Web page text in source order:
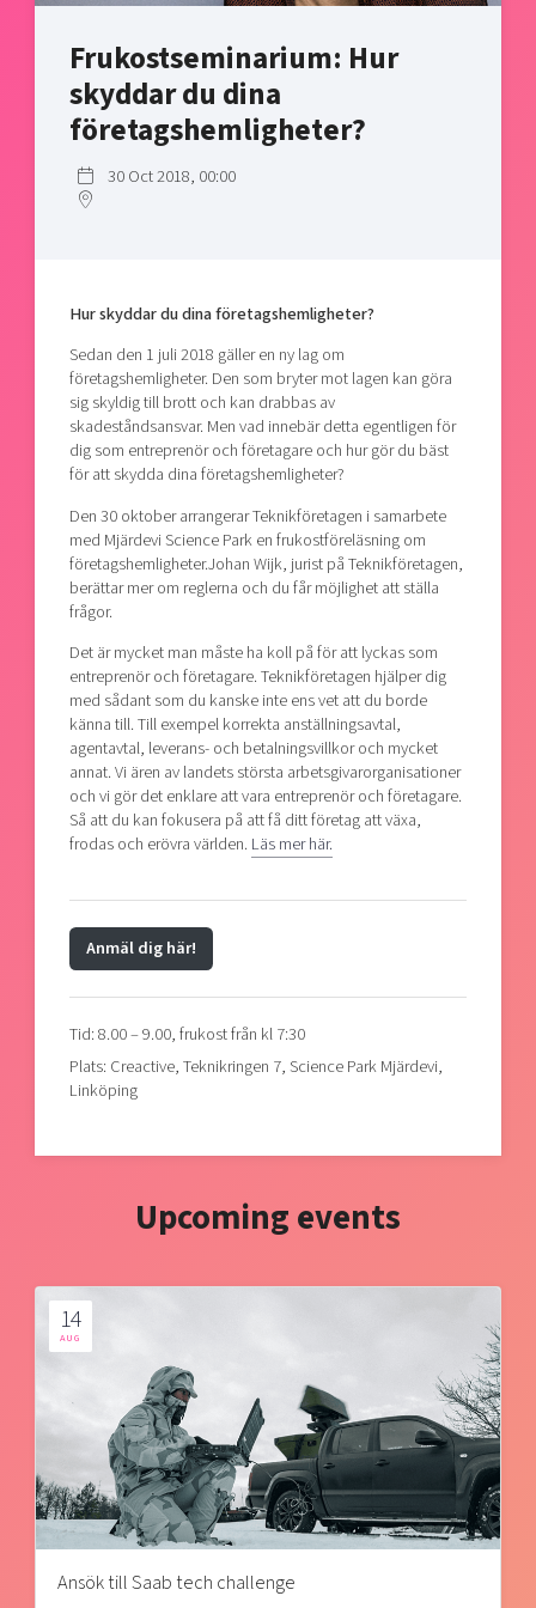
Bright East
East Sweden Tech Women
Reversed mentorship
Talent & skills
Startup & industry collaboration
Offers to boost your business
Projects
Publications
Project toolbox
Reach out to us
Locations
Today's lunch in Mjärdevi
Frukostseminarium: Hur
skyddar du dina
företagshemligheter?
30 Oct 2018, 00:00
Hur skyddar du dina företagshemligheter?
Sedan den 1 juli 2018 gäller en ny lag om
företagshemligheter. Den som bryter mot lagen kan göra
sig skyldig till brott och kan drabbas av
skadeståndsansvar. Men vad innebär detta egentligen för
dig som entreprenör och företagare och hur gör du bäst
för att skydda dina företagshemligheter?
Den 30 oktober arrangerar Teknikföretagen i samarbete
med Mjärdevi Science Park en frukostföreläsning om
företagshemligheter.Johan Wijk, jurist på Teknikföretagen,
berättar mer om reglerna och du får möjlighet att ställa
frågor.
Det är mycket man måste ha koll på för att lyckas som
entreprenör och företagare. Teknikföretagen hjälper dig
med sådant som du kanske inte ens vet att du borde
känna till. Till exempel korrekta anställningsavtal,
agentavtal, leverans- och betalningsvillkor och mycket
annat. Vi ären av landets största arbetsgivarorganisationer
och vi gör det enklare att vara entreprenör och företagare.
Så att du kan fokusera på att få ditt företag att växa,
frodas och erövra världen. Läs mer här.
Anmäl dig här!
Tid: 8.00 – 9.00, frukost från kl 7:30
Plats: Creactive, Teknikringen 7, Science Park Mjärdevi,
Linköping
Upcoming events
14
AUG
Ansök till Saab tech challenge